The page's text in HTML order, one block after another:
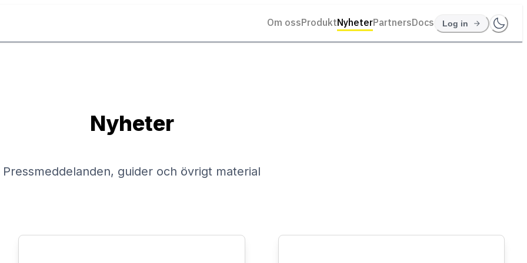
Om ossProduktNyheterPartnersDocs Log in
Nyheter
Pressmeddelanden, guider och övrigt material